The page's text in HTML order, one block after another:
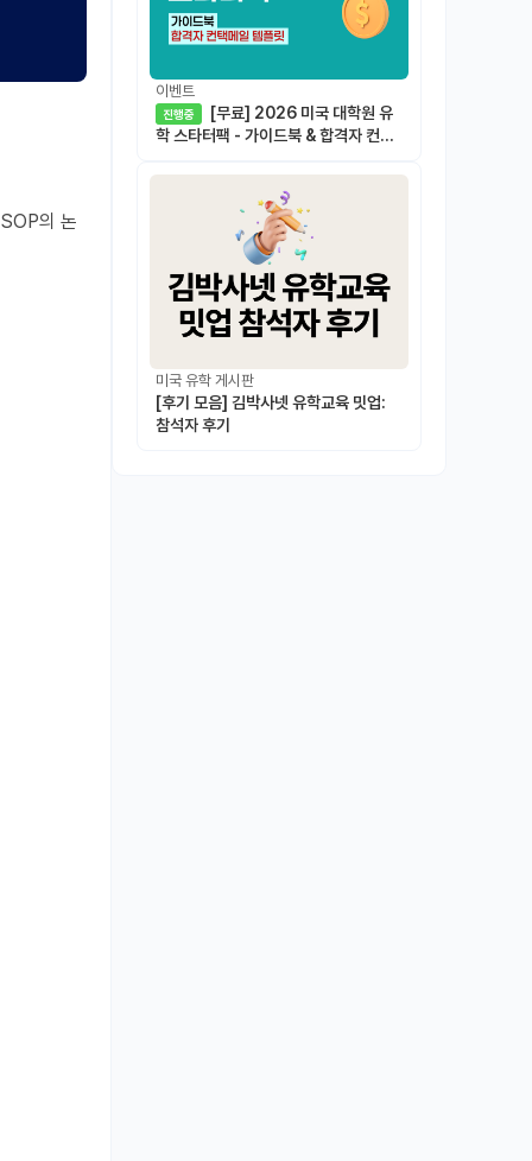
이벤트
진행중
학 스타터팩 - 가이드북 & 합격자 컨택
미국 유학 게시판
[후기 모음] 김박사넷 유학교육 밋업:
참석자 후기
의 논